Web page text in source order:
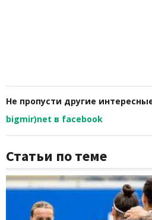
Не пропусти другие
bigmir)net в facebook
Статьи по теме